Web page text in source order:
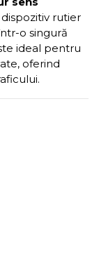
rutier
o singură
ideal pentru
oferind